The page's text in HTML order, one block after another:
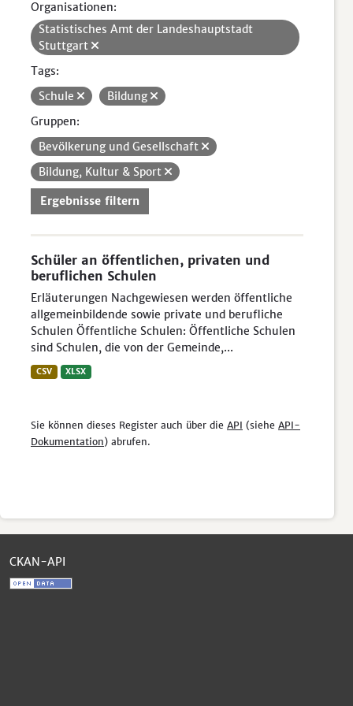
Organisationen:
Statistisches Amt der Landeshauptstadt
Stuttgart
Tags:
Schule
Bildung
Gruppen:
Bevölkerung und Gesellschaft
Bildung, Kultur & Sport
Ergebnisse filtern
Schüler an öffentlichen, privaten und
beruflichen Schulen
Erläuterungen Nachgewiesen werden öffentliche
allgemeinbildende sowie private und berufliche
Schulen Öffentliche Schulen: Öffentliche Schulen
sind Schulen, die von der Gemeinde,...
CSV XLSX
Sie können dieses Register auch über die API (siehe API-
Dokumentation) abrufen.
CKAN-API